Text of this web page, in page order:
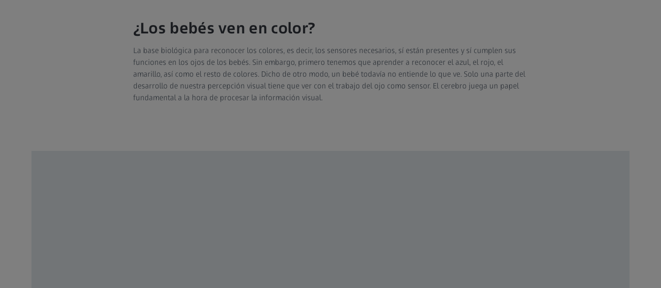
¿Los bebés ven en color?
La base biológica para reconocer los colores, es decir, los sensores necesarios, sí están presentes y sí cumplen sus
funciones en los ojos de los bebés. Sin embargo, primero tenemos que aprender a reconocer el azul, el rojo, el
amarillo, así como el resto de colores. Dicho de otro modo, un bebé todavía no entiende lo que ve. Solo una parte del
desarrollo de nuestra percepción visual tiene que ver con el trabajo del ojo como sensor. El cerebro juega un papel
fundamental a la hora de procesar la información visual.